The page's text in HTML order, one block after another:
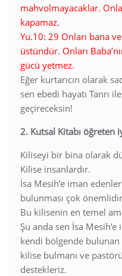
mahvolmayacaklar.
kapamaz.
Yu.10: 29 Onları bana
üstündür. Onları
gücü yetmez.
Eğer kurtarıcın olarak
sen ebedi hayatı Tanrı
geçireceksin!
2. Kutsal Kitabı öğreten
Kiliseyi bir bina olarak
Kilise insanlardır.
İsa Mesih’e iman
bulunması çok
Bu kilisenin en temel
Şu anda sen İsa
kendi bölgende
kilise bulmanı ve
destekleriz.